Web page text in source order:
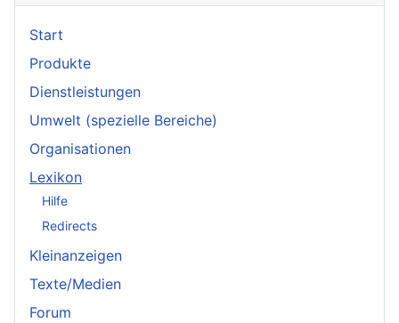
Start
Produkte
Dienstleistungen
Umwelt (spezielle Bereiche)
Organisationen
Lexikon
Hilfe
Redirects
Kleinanzeigen
Texte/Medien
Forum